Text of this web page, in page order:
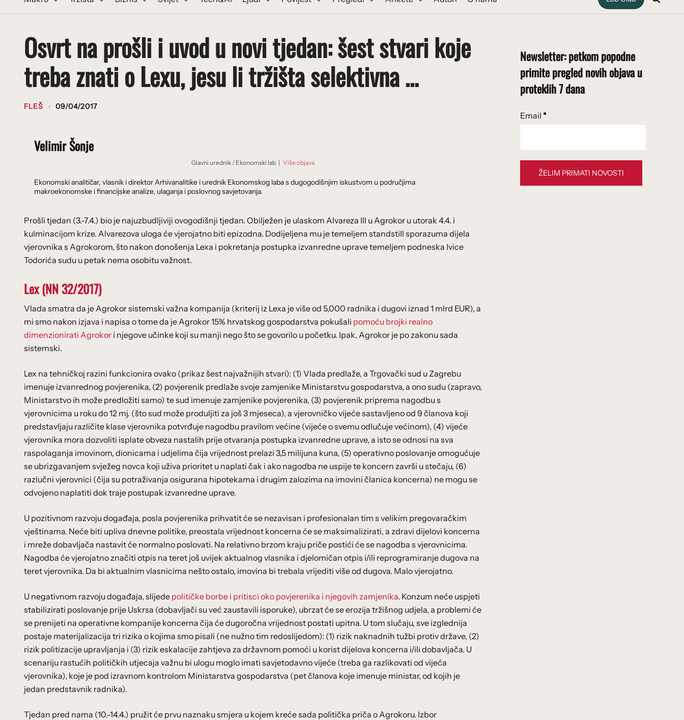
Osvrt na prošli i uvod u novi tjedan: šest stvari koje
treba znati o Lexu, jesu li tržišta selektivna …
FLEŠ 09/04/2017
Velimir Šonje
Glavni urednik / Ekonomski lab | Više objava
Ekonomski analitičar, vlasnik i direktor Arhivanalitike i urednik Ekonomskog laba s dugogodišnjim iskustvom u područjima
makroekonomske i financijske analize, ulaganja i poslovnog savjetovanja.
Prošli tjedan (3.-7.4.) bio je najuzbudljiviji ovogodišnji tjedan. Obilježen je ulaskom Alvareza III u Agrokor u utorak 4.4. i
kulminacijom krize. Alvarezova uloga će vjerojatno biti epizodna. Dodijeljena mu je temeljem standstill sporazuma dijela
vjerovnika s Agrokorom, što nakon donošenja Lexa i pokretanja postupka izvanredne uprave temeljem podneska Ivice
Todorića sudu u petak nema osobitu važnost.
Lex (NN 32/2017)
Vlada smatra da je Agrokor sistemski važna kompanija (kriterij iz Lexa je više od 5,000 radnika i dugovi iznad 1 mlrd EUR), a
mi smo nakon izjava i napisa o tome da je Agrokor 15% hrvatskog gospodarstva pokušali pomoću brojki realno
dimenzionirati Agrokor i njegove učinke koji su manji nego što se govorilo u početku. Ipak, Agrokor je po zakonu sada
sistemski.
Lex na tehničkoj razini funkcionira ovako (prikaz šest najvažnijih stvari): (1) Vlada predlaže, a Trgovački sud u Zagrebu
imenuje izvanrednog povjerenika, (2) povjerenik predlaže svoje zamjenike Ministarstvu gospodarstva, a ono sudu (zapravo,
Ministarstvo ih može predložiti samo) te sud imenuje zamjenike povjerenika, (3) povjerenik priprema nagodbu s
vjerovnicima u roku do 12 mj. (što sud može produljiti za još 3 mjeseca), a vjerovničko vijeće sastavljeno od 9 članova koji
predstavljaju različite klase vjerovnika potvrđuje nagodbu pravilom većine (vijeće o svemu odlučuje većinom), (4) vijeće
vjerovnika mora dozvoliti isplate obveza nastalih prije otvaranja postupka izvanredne uprave, a isto se odnosi na sva
raspolaganja imovinom, dionicama i udjelima čija vrijednost prelazi 3,5 milijuna kuna, (5) operativno poslovanje omogućuje
se ubrizgavanjem svježeg novca koji uživa prioritet u naplati čak i ako nagodba ne uspije te koncern završi u stečaju, (6)
razlučni vjerovnici (čija su potraživanja osigurana hipotekama i drugim zalozima na imovini članica koncerna) ne mogu se
odvojeno naplatiti dok traje postupak izvanredne uprave.
U pozitivnom razvoju događaja, posla povjerenika prihvatit će se nezavisan i profesionalan tim s velikim pregovaračkim
vještinama. Neće biti upliva dnevne politike, preostala vrijednost koncerna će se maksimalizirati, a zdravi dijelovi koncerna
i mreže dobavljača nastavit će normalno poslovati. Na relativno brzom kraju priče postići će se nagodba s vjerovnicima.
Nagodba će vjerojatno značiti otpis na teret još uvijek aktualnog vlasnika i djelomičan otpis i/ili reprogramiranje dugova na
teret vjerovnika. Da bi aktualnim vlasnicima nešto ostalo, imovina bi trebala vrijediti više od dugova. Malo vjerojatno.
U negativnom razvoju događaja, slijede političke borbe i pritisci oko povjerenika i njegovih zamjenika. Konzum neće uspjeti
stabilizirati poslovanje prije Uskrsa (dobavljači su već zaustavili isporuke), ubrzat će se erozija tržišnog udjela, a problemi će
se prenijeti na operativne kompanije koncerna čija će dugoročna vrijednost postati upitna. U tom slučaju, sve izglednija
postaje materijalizacija tri rizika o kojima smo pisali (ne nužno tim redoslijedom): (1) rizik naknadnih tužbi protiv države, (2)
rizik politizacije upravljanja i (3) rizik eskalacije zahtjeva za državnom pomoći u korist dijelova koncerna i/ili dobavljača. U
scenariju rastućih političkih utjecaja važnu bi ulogu moglo imati savjetodavno vijeće (treba ga razlikovati od vijeća
vjerovnika), koje je pod izravnom kontrolom Ministarstva gospodarstva (pet članova koje imenuje ministar, od kojih je
jedan predstavnik radnika).
Tjedan pred nama (10.-14.4.) pružit će prvu naznaku smjera u kojem kreće sada politička priča o Agrokoru. Izbor
Newsletter: petkom popodne
primite pregled novih objava u
proteklih 7 dana
Email *